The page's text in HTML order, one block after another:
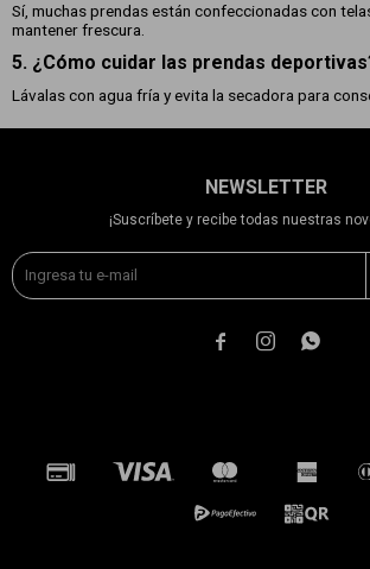
Sí, muchas prendas están confeccionadas con
mantener frescura.
5. ¿Cómo cuidar las prendas
Lávalas con agua fría y evita la secadora para
NEWSLETTER
¡Suscríbete y recibe todas nuestras
  